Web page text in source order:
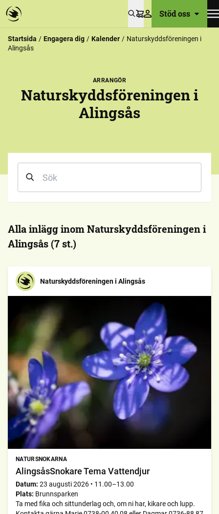
VarukorgStöd oss
Startsida Engagera dig Kalender
Naturskyddsföreningen i
Alingsås
ARRANGÖR
Naturskyddsföreningen i
Alingsås
Alla inlägg inom Naturskyddsföreningen i
Alingsås (7 st.)
Naturskyddsföreningen i Alingsås
NATURSNOKARNA
AlingsåsSnokare Tema Vattendjur
Datum: 23 augusti 2026 • 11.00–13.00
Plats: Brunnsparken
Ta med fika och sittunderlag och, om ni har, kikare och lupp.